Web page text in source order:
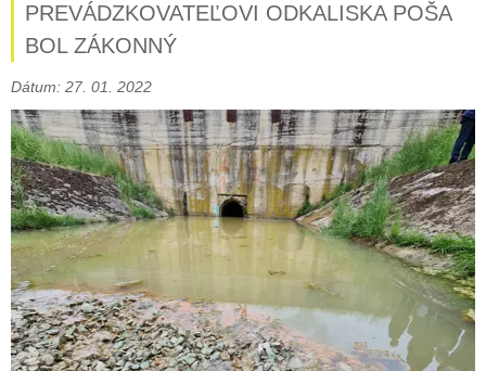
PREVÁDZKOVATEĽOVI ODKALISKA POŠA
BOL ZÁKONNÝ
Dátum: 27. 01. 2022